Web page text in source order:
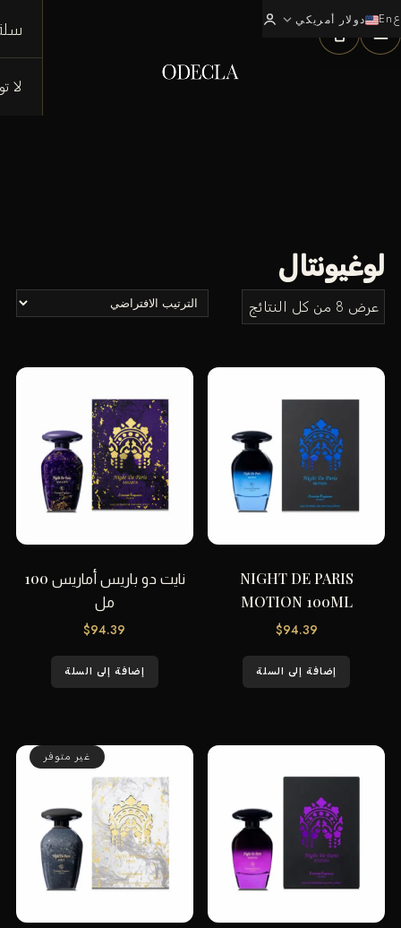
عEn دولار أمريكيexpand_more
لا
لوغيونتال
عرض ⁦8⁩ من كل النتائج
NIGHT DE PARIS
MOTION 100ML
$94.39
إضافة إلى السلة
نايت دو باريس أماريس 100
مل
$94.39
إضافة إلى السلة
غير متوفر